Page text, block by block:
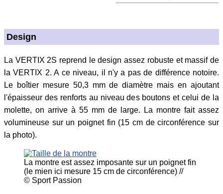
Design
La VERTIX 2S reprend le design assez robuste et massif de
la VERTIX 2. A ce niveau, il n'y a pas de différence notoire.
Le boîtier mesure 50,3 mm de diamètre mais en ajoutant
l'épaisseur des renforts au niveau des boutons et celui de la
molette, on arrive à 55 mm de large. La montre fait assez
volumineuse sur un poignet fin (15 cm de circonférence sur
la photo).
La montre est assez imposante sur un poignet fin
(le mien ici mesure 15 cm de circonférence) //
© Sport Passion